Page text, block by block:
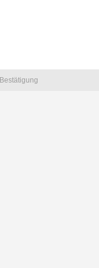
Bestätigung